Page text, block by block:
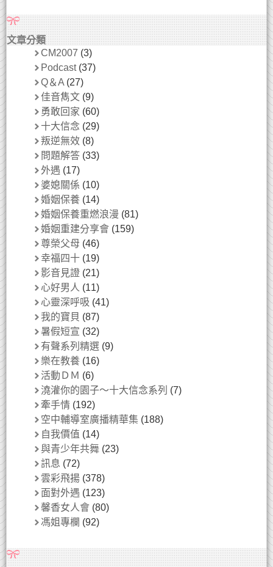
文章分類
CM2007 (3)
Podcast(37)
Q＆A (27)
佳音雋文 (9)
勇敢回家 (60)
十大信念 (29)
叛逆無效 (8)
問題解答 (33)
外遇 (17)
婆媳關係 (10)
婚姻保養 (14)
婚姻保養重燃浪漫 (81)
婚姻重建分享會 (159)
尊榮父母 (46)
幸福四十 (19)
影音見證 (21)
心好男人 (11)
心靈深呼吸 (41)
我的寶貝 (87)
暑假短宣 (32)
有聲系列精選 (9)
樂在教養 (16)
活動ＤＭ (6)
澆灌你的園子～十大信念系列 (7)
牽手情 (192)
空中輔導室廣播精華集 (188)
自我價值 (14)
與青少年共舞 (23)
訊息 (72)
雲彩飛揚 (378)
面對外遇 (123)
馨香女人會 (80)
馮姐專欄 (92)